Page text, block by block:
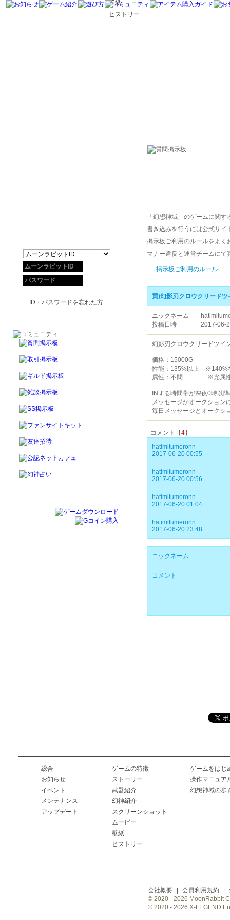
壁紙
ヒストリー
「幻想神域」のゲームに関
書き込みを行うには公式サイ
掲示板ご利用のルールをよ
マナー違反と運営チームに
掲示板ご利用のルール
買)幻影刃クロウクリードツ
ニックネーム
投稿日時
2017-06-
幻影刃クロウクリードツイ
価格：15000G
性能：135%以上 ※140%
属性：不問 ※光属性な
INする時間帯が深夜0時以
メッセージかオークション
毎日メッセージとオークシ
コメント【4】
hatimitumeronn
2017-06-20 00:55
hatimitumeronn
2017-06-20 00:56
hatimitumeronn
2017-06-20 01:04
hatimitumeronn
2017-06-20 23:48
ニックネーム
コメント
ID・パスワードを忘れた方
総合
お知らせ
イベント
メンテナンス
アップデート
ゲームの特徴
ストーリー
武器紹介
幻神紹介
スクリーンショット
ムービー
壁紙
ヒストリー
ゲームをはじ
操作マニュア
幻想神域の歩
会社概要 会員利用規約
© 2020 - 2026 MoonRabbit
© 2020 - 2026 X-LEGEND